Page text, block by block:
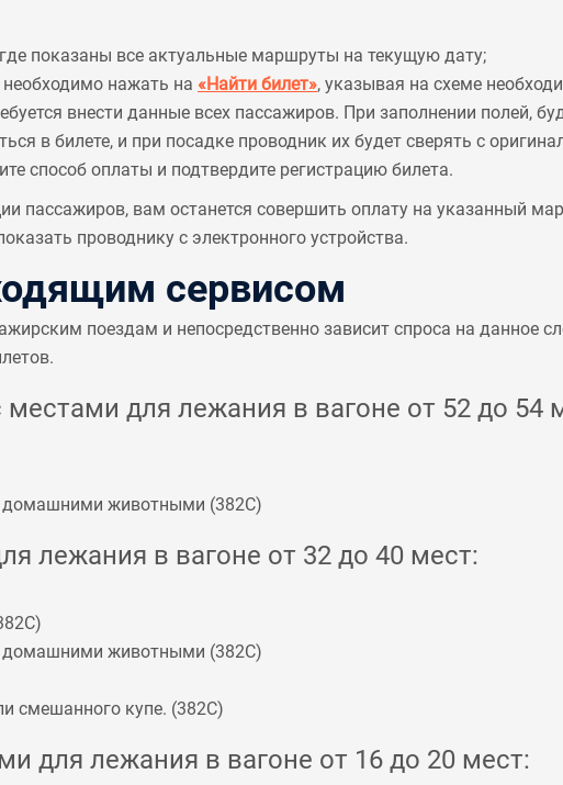
показаны все актуальные маршруты на текущую дату;
нажать на «Найти билет», указывая на схеме
внести данные всех пассажиров. При заполнении полей,
в билете, и при посадке проводник их будет сверять с
способ оплаты и подтвердите регистрацию билета.
пассажиров, вам останется совершить оплату на указанный
проводнику с электронного устройства.
сервисом
поездам и непосредственно зависит спроса на данное
для лежания в вагоне от 52 до 54
домашними животными (382С)
лежания в вагоне от 32 до 40 мест:
)
домашними животными (382С)
смешанного купе. (382С)
для лежания в вагоне от 16 до 20 мест: